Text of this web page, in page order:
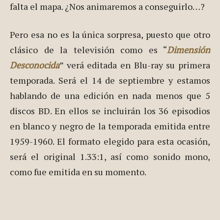
falta el mapa. ¿Nos animaremos a conseguirlo…?
Pero esa no es la única sorpresa, puesto que otro
clásico de la televisión como es “Dimensión
Desconocida” verá editada en Blu-ray su primera
temporada. Será el 14 de septiembre y estamos
hablando de una edición en nada menos que 5
discos BD. En ellos se incluirán los 36 episodios
en blanco y negro de la temporada emitida entre
1959-1960. El formato elegido para esta ocasión,
será el original 1.33:1, así como sonido mono,
como fue emitida en su momento.